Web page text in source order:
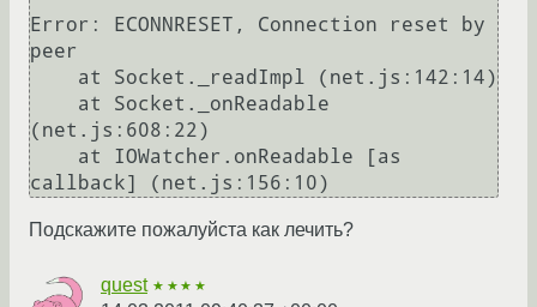
Error: ECONNRESET, Connection reset by
peer
(net.js:608:22)
callback] (net.js:156:10)
Подскажите пожалуйста как лечить?
quest ★★★★